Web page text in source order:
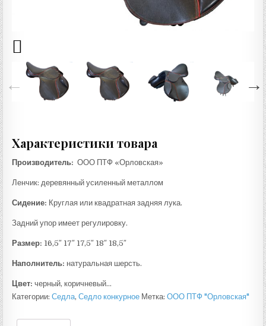
Характеристики товара
Производитель: ООО ПТФ «Орловская»
Ленчик: деревянный усиленный металлом
Сидение: Круглая или квадратная задняя лука.
Задний упор имеет регулировку.
Размер: 16,5″ 17″ 17,5″ 18″ 18,5″
Наполнитель: натуральная шерсть.
Цвет: черный, коричневый…
Категории:Седла,Седло конкурное Метка:ООО ПТФ "Орловская"